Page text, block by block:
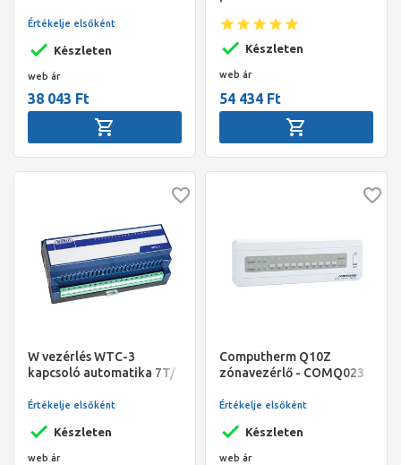
Készleten
Értékelje elsőként
web ár
38 043 Ft
műanyag burkolattal,
kezelőkerékkel
Készleten
web ár
54 434 Ft
W vezérlés WTC-3
kapcsoló automatika 7T/
Készleten
Értékelje elsőként
web ár
Computherm Q10Z
zónavezérlő - COMQ023
Készleten
Értékelje elsőként
web ár